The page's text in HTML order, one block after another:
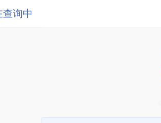
查询中